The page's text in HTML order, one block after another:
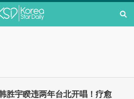
胜宇睽违两年台北开唱！疗愈